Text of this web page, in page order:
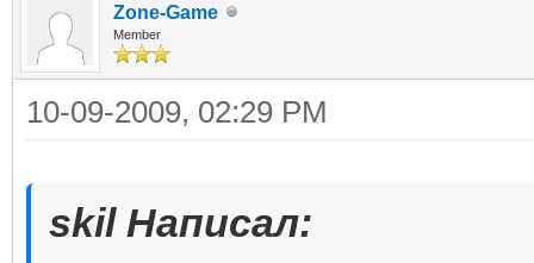
Zone-Game
Member
10-09-2009, 02:29 PM
skil Написал: